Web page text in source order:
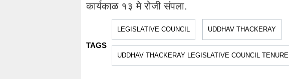
कार्यकाळ १३ मे रोजी संपला.
TAGS
LEGISLATIVE COUNCIL UDDHAV THACKERAY
UDDHAV THACKERAY LEGISLATIVE COUNCIL TENURE